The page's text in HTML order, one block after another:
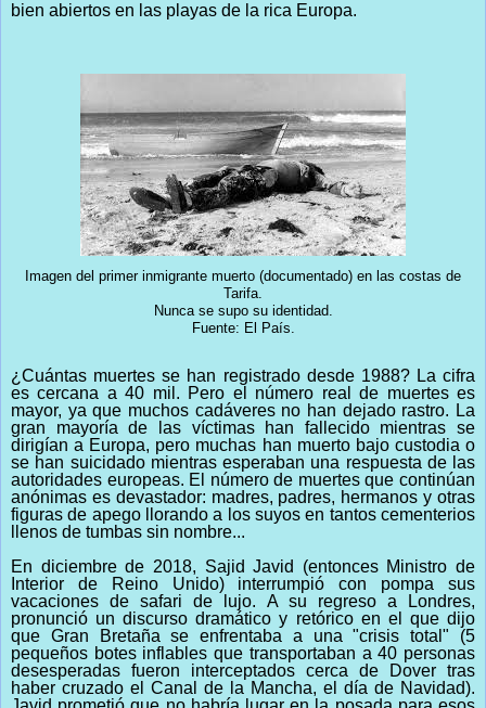
bien abiertos en las playas de la rica Europa.
Imagen del primer inmigrante muerto (documentado) en las costas de
Tarifa.
Nunca se supo su identidad.
Fuente: El País.
¿Cuántas muertes se han registrado desde 1988? La cifra
es cercana a 40 mil. Pero el número real de muertes es
mayor, ya que muchos cadáveres no han dejado rastro. La
gran mayoría de las víctimas han fallecido mientras se
dirigían a Europa, pero muchas han muerto bajo custodia o
se han suicidado mientras esperaban una respuesta de las
autoridades europeas. El número de muertes que continúan
anónimas es devastador: madres, padres, hermanos y otras
figuras de apego llorando a los suyos en tantos cementerios
llenos de tumbas sin nombre...
En diciembre de 2018, Sajid Javid (entonces Ministro de
Interior de Reino Unido) interrumpió con pompa sus
vacaciones de safari de lujo. A su regreso a Londres,
pronunció un discurso dramático y retórico en el que dijo
que Gran Bretaña se enfrentaba a una "crisis total" (5
pequeños botes inflables que transportaban a 40 personas
desesperadas fueron interceptados cerca de Dover tras
haber cruzado el Canal de la Mancha, el día de Navidad).